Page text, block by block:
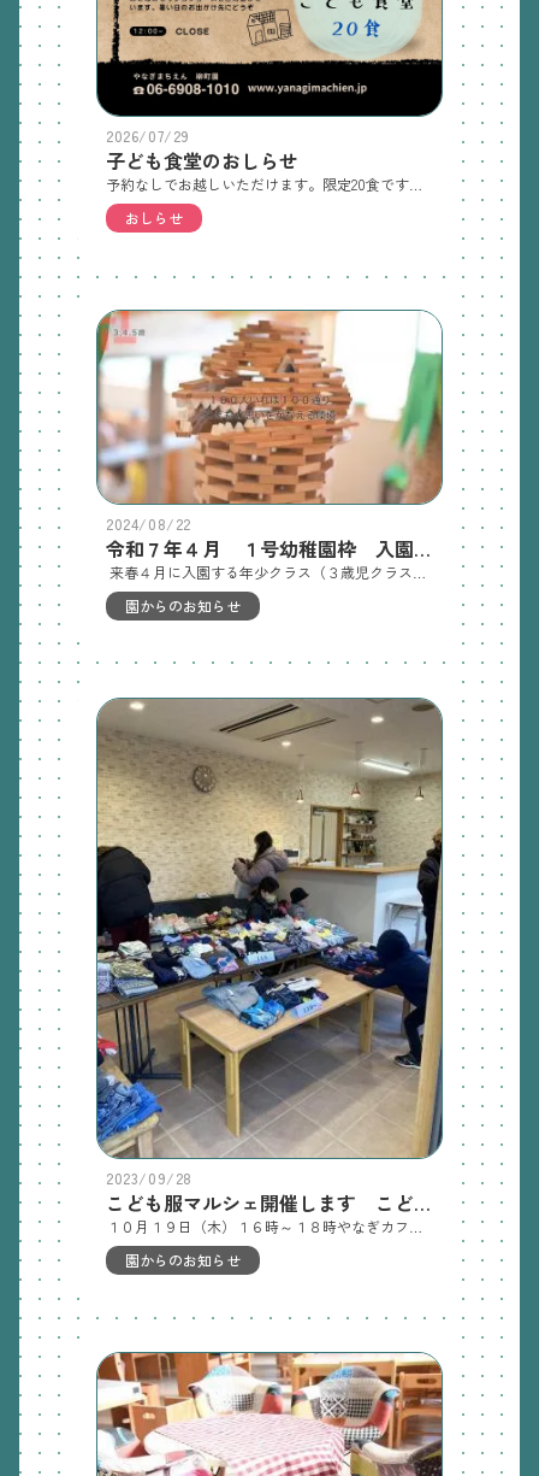
2026/07/29
子ども食堂のおしらせ
おしらせ
2024/08/22
令和７年４月 １号幼稚園枠 入園案内
園からのお知らせ
2023/09/28
こども服マルシェ開催します こども服を募集します！
園からのお知らせ